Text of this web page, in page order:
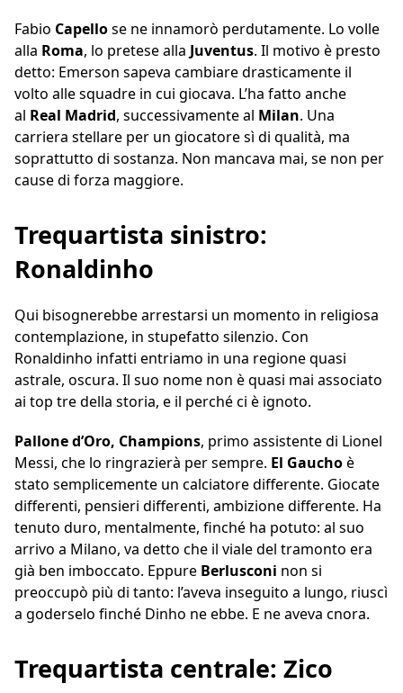
Fabio Capellose ne innamorò perdutamente. Lo volle
alla Roma, lo pretese alla Juventus. Il motivo è presto
detto: Emerson sapeva cambiare drasticamente il
volto alle squadre in cui giocava. L’ha fatto anche
al Real Madrid, successivamente al Milan. Una
carriera stellare per un giocatore sì di qualità, ma
soprattutto di sostanza. Non mancava mai, se non per
cause di forza maggiore.
Trequartista sinistro:
Ronaldinho
Qui bisognerebbe arrestarsi un momento in religiosa
contemplazione, in stupefatto silenzio. Con
Ronaldinho infatti entriamo in una regione quasi
astrale, oscura. Il suo nome non è quasi mai associato
ai top tre della storia, e il perché ci è ignoto.
Pallone d’Oro, Champions, primo assistente di Lionel
Messi, che lo ringrazierà per sempre. El Gauchoè
stato semplicemente un calciatore differente. Giocate
differenti, pensieri differenti, ambizione differente. Ha
tenuto duro, mentalmente, finché ha potuto: al suo
arrivo a Milano, va detto che il viale del tramonto era
già ben imboccato. Eppure Berlusconi non si
preoccupò più di tanto: l’aveva inseguito a lungo, riuscì
a goderselo finché Dinho ne ebbe. E ne aveva cnora.
Trequartista centrale: Zico